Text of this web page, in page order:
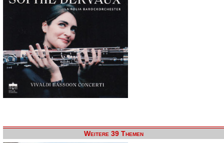
Weitere 39 Themen